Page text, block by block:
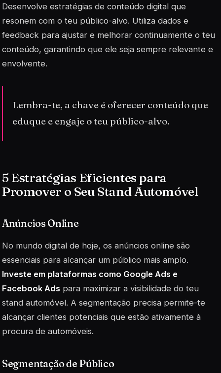
Desenvolve estratégias de conteúdo digital que
resonem com o teu público-alvo. Utiliza dados e
feedback para ajustar e melhorar continuamente o teu
conteúdo, garantindo que ele seja sempre relevante e
envolvente.
Lembra-te, a chave é oferecer conteúdo que
eduque e engaje o teu público-alvo.
5 Estratégias Eficientes para
Promover o Seu Stand Automóvel
Anúncios Online
No mundo digital de hoje, os anúncios online são
essenciais para alcançar um público mais amplo.
Investe em plataformas como Google Ads e
Facebook Ads para maximizar a visibilidade do teu
stand automóvel. A segmentação precisa permite-te
alcançar clientes potenciais que estão ativamente à
procura de automóveis.
Segmentação de Público